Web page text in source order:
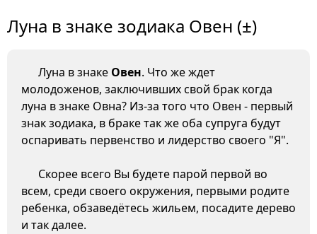
Луна в знаке зодиака Овен (±)
Луна в знаке Овен. Что же ждет
молодоженов, заключивших свой брак когда
луна в знаке Овна? Из-за того что Овен - первый
знак зодиака, в браке так же оба супруга будут
оспаривать первенство и лидерство своего "Я".
Скорее всего Вы будете парой первой во
всем, среди своего окружения, первыми родите
ребенка, обзаведётесь жильем, посадите дерево
и так далее.